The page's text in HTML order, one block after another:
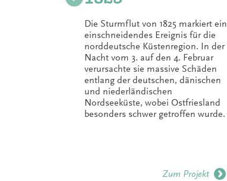
Die Sturmflut von 1825 markiert ein
einschneidendes Ereignis für die
norddeutsche Küstenregion. In der
Nacht vom 3. auf den 4. Februar
verursachte sie massive Schäden
entlang der deutschen, dänischen
und niederländischen
Nordseeküste, wobei Ostfriesland
besonders schwer getroffen wurde.
Zum Projekt